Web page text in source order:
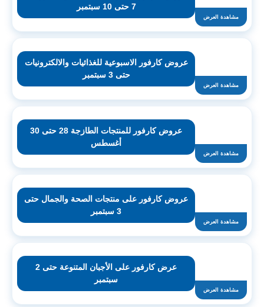
مشاهدة العرض
7 حتى 10 سبتمبر
مشاهدة العرض
عروض كارفور الاسبوعية للغذائيات والالكترونيات
حتى 3 سبتمبر
مشاهدة العرض
عروض كارفور للمنتجات الطازجة 28 حتى 30
أغسطس
مشاهدة العرض
عروض كارفور على منتجات الصحة والجمال حتى
3 سبتمبر
مشاهدة العرض
عرض كارفور على الأجبان المتنوعة حتى 2
سبتمبر